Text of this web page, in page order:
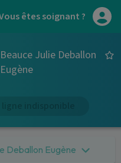
êtes soignant ?
Julie Deballon
Eugène
Deballon Eugène